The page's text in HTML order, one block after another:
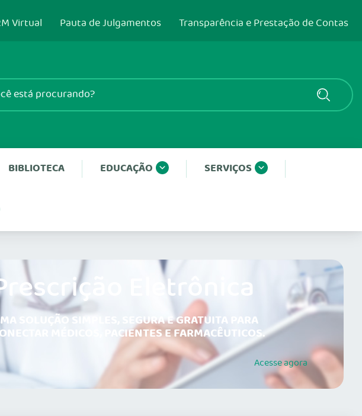
Virtual Pauta de Julgamentos Transparência e Prestação de Contas
BIBLIOTECA EDUCAÇÃO SERVIÇOS
Eletrônica
SOLUÇÃO SIMPLES, SEGURA E GRATUITA PARA
MÉDICOS, PACIENTES E FARMACÊUTICOS.
Acesseagora